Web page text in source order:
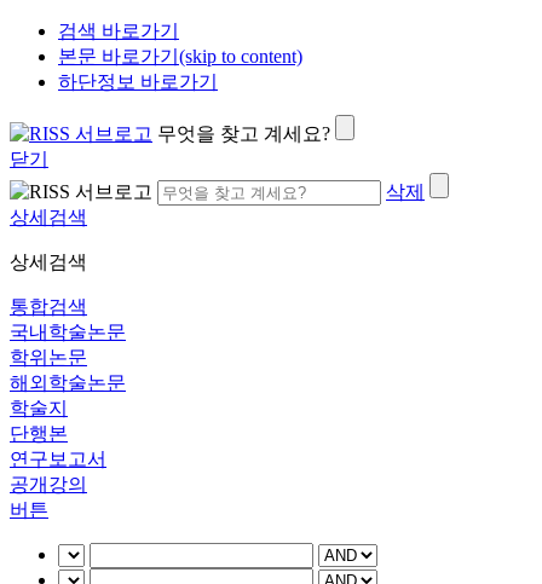
검색 바로가기
본문 바로가기(skip to content)
하단정보 바로가기
무엇을 찾고 계세요?
닫기
삭제
상세검색
상세검색
통합검색
국내학술논문
학위논문
해외학술논문
학술지
단행본
연구보고서
공개강의
버튼